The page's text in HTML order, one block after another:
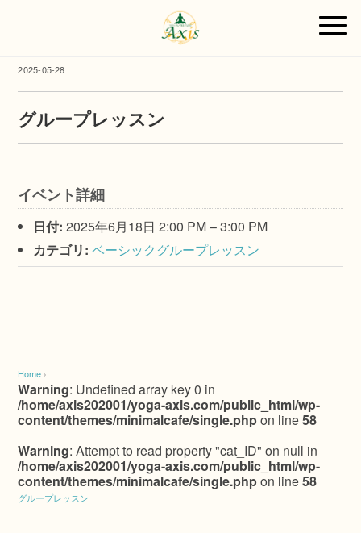
2025-05-28
グループレッスン
イベント詳細
日付: 2025年6月18日 2:00 PM–3:00 PM
カテゴリ: ベーシックグループレッスン
Home ›
Warning: Undefined array key 0 in
/home/axis202001/yoga-axis.com/public_html/wp-
content/themes/minimalcafe/single.phpon line58
Warning: Attempt to read property "cat_ID" on null in
/home/axis202001/yoga-axis.com/public_html/wp-
content/themes/minimalcafe/single.phpon line58
グループレッスン